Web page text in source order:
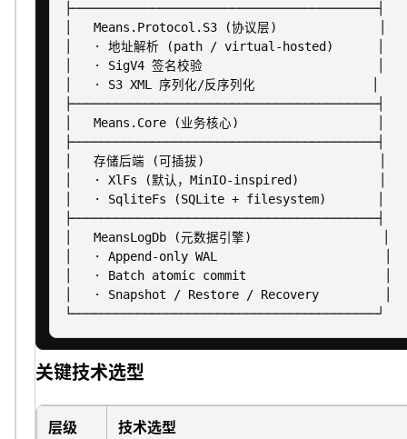
├──────────────────────────────────────────┤
│   Means.Protocol.S3 (协议层)              │
│   · 地址解析 (path / virtual-hosted)      │
│   · SigV4 签名校验                        │
│   · S3 XML 序列化/反序列化                │
├──────────────────────────────────────────┤
│   Means.Core (业务核心)                   │
├──────────────────────────────────────────┤
│   存储后端 (可插拔)                        │
│   · XlFs (默认，MinIO-inspired)           │
│   · SqliteFs (SQLite + filesystem)       │
├──────────────────────────────────────────┤
│   MeansLogDb (元数据引擎)                  │
│   · Append-only WAL                       │
│   · Batch atomic commit                   │
│   · Snapshot / Restore / Recovery         │
关键技术选型
层级 技术选型